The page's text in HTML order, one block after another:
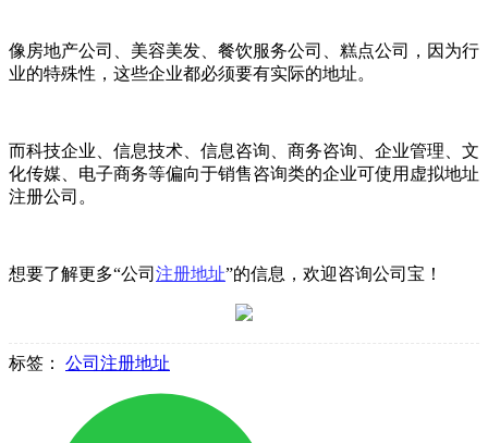
像房地产公司、美容美发、餐饮服务公司、糕点公司，因为行
业的特殊性，这些企业都必须要有实际的地址。
而科技企业、信息技术、信息咨询、商务咨询、企业管理、文
化传媒、电子商务等偏向于销售咨询类的企业可使用虚拟地址
注册公司。
想要了解更多“公司 注册地址”的信息，欢迎咨询公司宝！
标签： 公司注册地址